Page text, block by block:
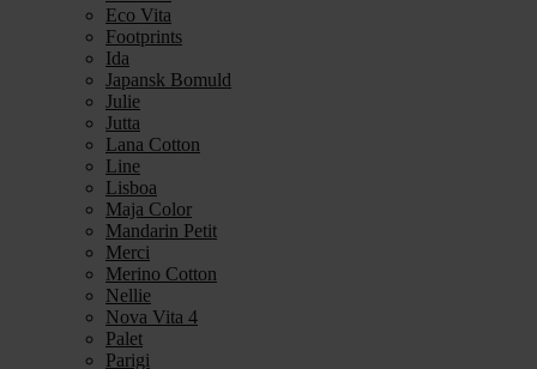
Eco Vita
Footprints
Ida
Japansk Bomuld
Julie
Jutta
Lana Cotton
Line
Lisboa
Maja Color
Mandarin Petit
Merci
Merino Cotton
Nellie
Nova Vita 4
Palet
Parigi